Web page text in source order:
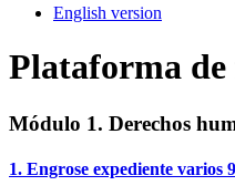
English version
Plataforma de
Módulo 1. Derechos
1. Engrose expediente varios